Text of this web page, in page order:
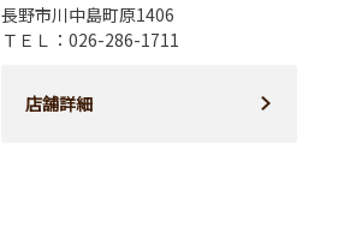
長野市川中島町原1406
ＴＥＬ：026-286-1711
店舗詳細